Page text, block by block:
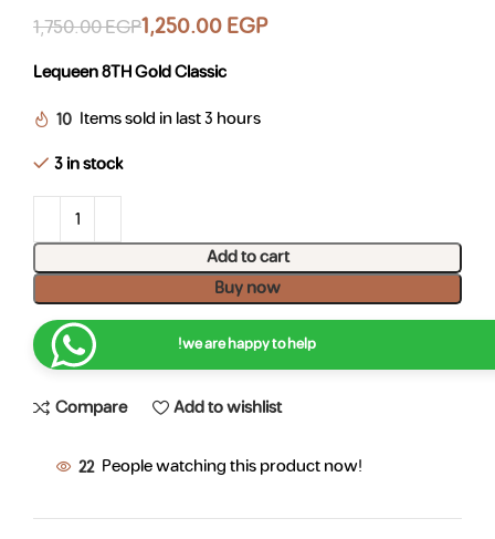
1,750.00EGP1,250.00EGP
Lequeen 8TH Gold Classic
10 Items sold in last 3 hours
3 in stock
Add to cart
Buy now
we are happy to help!
Compare Add to wishlist
22 People watching this product now!